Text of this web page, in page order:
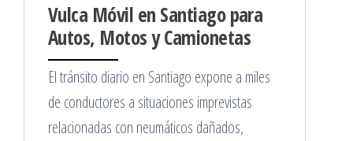
Vulca Móvil en Santiago para
Autos, Motos y Camionetas
El tránsito diario en Santiago expone a miles
de conductores a situaciones imprevistas
relacionadas con neumáticos dañados,